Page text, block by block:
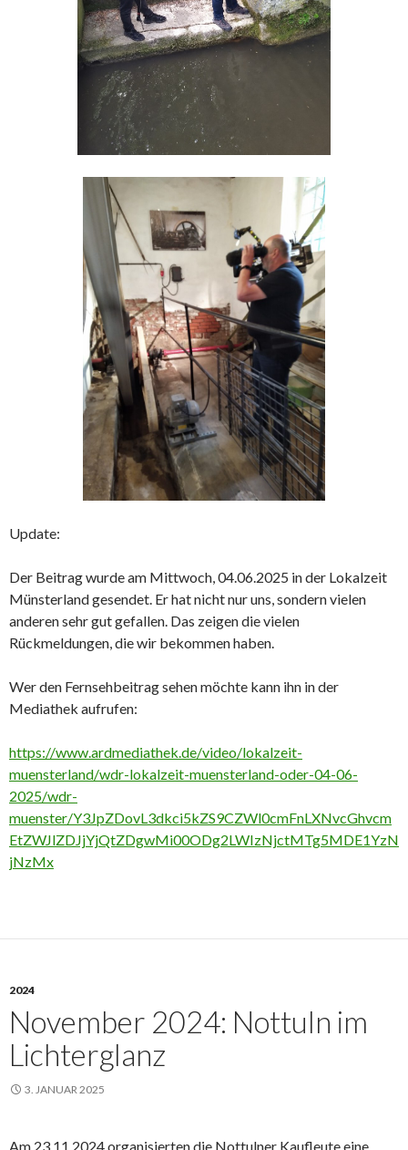
Update:
Der Beitrag wurde am Mittwoch, 04.06.2025 in der Lokalzeit
Münsterland gesendet. Er hat nicht nur uns, sondern vielen
anderen sehr gut gefallen. Das zeigen die vielen
Rückmeldungen, die wir bekommen haben.
Wer den Fernsehbeitrag sehen möchte kann ihn in der
Mediathek aufrufen:
https://www.ardmediathek.de/video/lokalzeit-
muensterland/wdr-lokalzeit-muensterland-oder-04-06-
2025/wdr-
muenster/Y3JpZDovL3dkci5kZS9CZWl0cmFnLXNvcGhvcm
EtZWJlZDJjYjQtZDgwMi00ODg2LWIzNjctMTg5MDE1YzN
jNzMx
2024
November 2024: Nottuln im
Lichterglanz
3. JANUAR 2025
Am 23.11.2024 organisierten die Nottulner Kaufleute eine